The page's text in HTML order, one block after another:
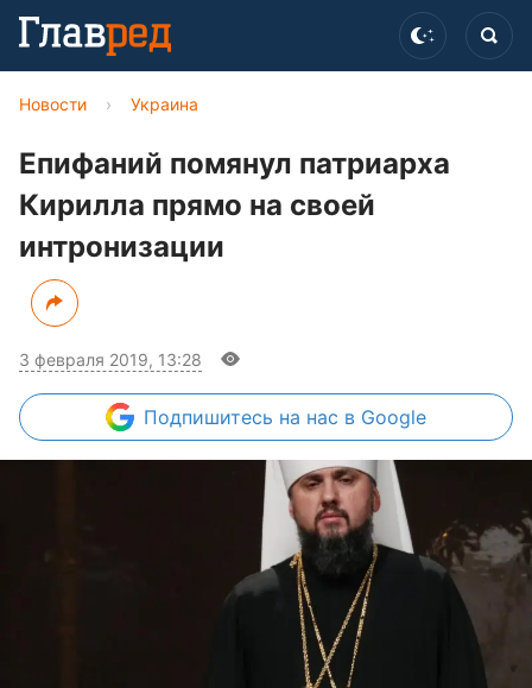
Новости › Украина
Епифаний помянул патриарха
Кирилла прямо на своей
интронизации
3 февраля 2019, 13:28
Подпишитесь на нас в Google